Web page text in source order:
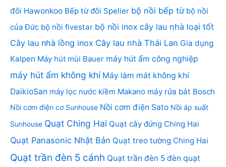
đôi Hawonkoo Bếp từ đôi Spelier bộ nồi bếp từ bộ nồi
của Đức bộ nồi fivestar bộ nồi inox cây lau nhà loại tốt
Cây lau nhà lồng inox Cây lau nhà Thái Lan Gia dụng
Kalpen Máy hút mùi Bauer máy hút ẩm công nghiệp
máy hút ẩm không khí Máy làm mát không khí
DaikioSan máy lọc nước kiềm Makano máy rửa bát Bosch
Nồi cơm điện cơ Sunhouse Nồi cơm điện Sato Nồi áp suất
Sunhouse Quạt Ching Hai Quạt cây đứng Ching Hai
Quạt Panasonic Nhật Bản Quạt treo tường Ching Hai
Quạt trần đèn 5 cánh Quạt trần đèn 5 đèn quạt